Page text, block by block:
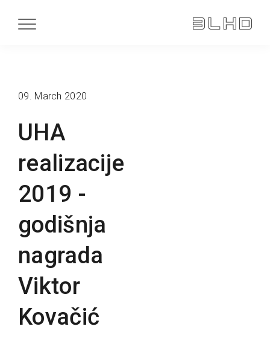
UHA
realizacije
2019 -
godišnja
nagrada
Viktor
Kovačić
09. March 2020